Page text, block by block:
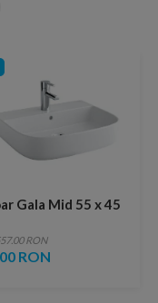
Gala Mid 55 x 45
RON
RON